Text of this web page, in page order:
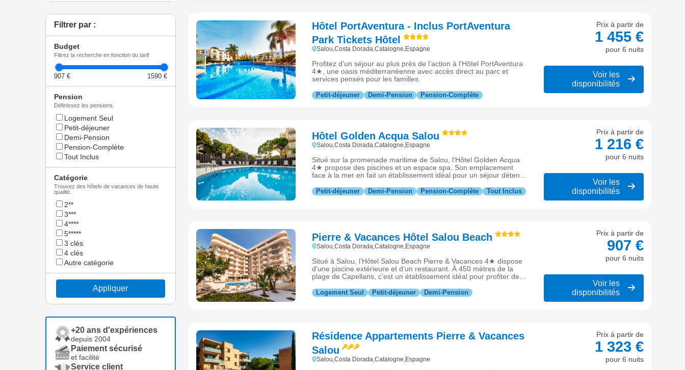
Hôtel PortAventura - Inclus PortAventura
Park Tickets Hôtel
Salou,Costa Dorada,Catalogne,Espagne
Profitez d’un séjour au plus près de l’action à l’Hôtel PortAventura
4★, une oasis méditerranéenne avec accès direct au parc et
services pensés pour les familles.
Petit-déjeuner Demi-Pension Pension-Complète
Prix à partir de
1 455 €
pour 6 nuits
Voir les
disponibilités
Hôtel Golden Acqua Salou
Salou,Costa Dorada,Catalogne,Espagne
Situé sur la promenade maritime de Salou, l'Hôtel Golden Acqua
4★ propose des piscines et un espace spa. Son emplacement
face à la mer en fait un établissement idéal pour un séjour détente
Petit-déjeuner Demi-Pension Pension-Complète Tout Inclus
Prix à partir de
1 216 €
pour 6 nuits
Voir les
disponibilités
Pierre & Vacances Hôtel Salou Beach
Salou,Costa Dorada,Catalogne,Espagne
Situé à Salou, l'Hôtel Salou Beach Pierre & Vacances 4★ dispose
d'une piscine extérieure et d'un restaurant. À 450 mètres de la
plage de Capellans, c'est un établissement idéal pour profiter des
Logement Seul Petit-déjeuner Demi-Pension
Prix à partir de
907 €
pour 6 nuits
Voir les
disponibilités
Résidence Appartements Pierre & Vacances
Salou
Salou,Costa Dorada,Catalogne,Espagne
Prix à partir de
1 323 €
pour 6 nuits
Filtrer par :
Budget
Filtrez la recherche en fonction du tarif
907 € 1590 €
Pension
Définissez les pensions.
Logement Seul
Petit-déjeuner
Demi-Pension
Pension-Complète
Tout Inclus
Catégorie
Trouvez des hôtels de vacances de haute
qualité.
2**
3***
4****
5*****
3 clés
4 clés
Autre catégorie
Appliquer
+20 ans d'expériences
depuis 2004
Paiement sécurisé
et facilité
Service client